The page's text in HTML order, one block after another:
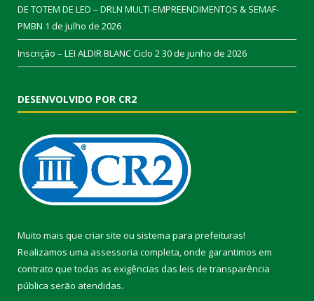
DE TOTEM DE LED – DRLN MULTI-EMPREENDIMENTOS & SEMAF-
PMBN 1 de julho de 2026
Inscrição – LEI ALDIR BLANC Ciclo 230 de junho de 2026
DESENVOLVIDO POR CR2
Muito mais que criar site ou sistema para prefeituras!
Realizamos uma assessoria completa, onde garantimos em
contrato que todas as exigências das leis de transparência
pública serão atendidas.